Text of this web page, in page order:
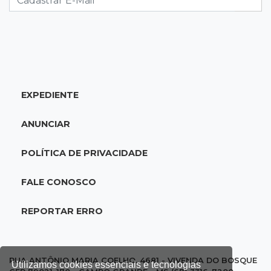
Utilizamos cookies essenciais e tecnologias
Fábio Trad propõe revisão de incentivos
mortes em unidades de saúde
Padre Mario Sartori é atração da 24ª Festa de
EXPEDIENTE
ANUNCIAR
POLÍTICA DE PRIVACIDADE
FALE CONOSCO
REPORTAR ERRO
RUA ANTÔNIO MARIA COELHO, 4681 - VIVENDA DO BOSQUE